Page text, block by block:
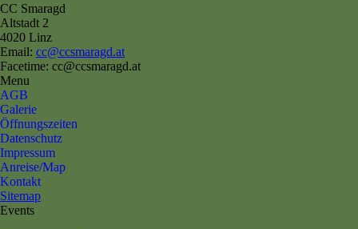
CC Smaragd
Altstadt 2
4020 Linz
Email: cc@ccsmaragd.at
Facetime: cc@ccsmaragd.at
Menu
AGB
Galerie
Öffnungszeiten
Datenschutz
Impressum
Anreise/Map
Kontakt
Sitemap
Events